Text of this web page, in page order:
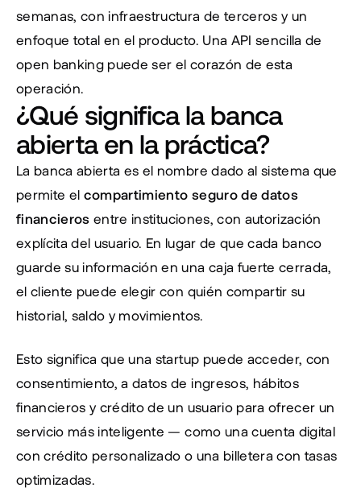
semanas, con infraestructura de terceros y un
enfoque total en el producto. Una API sencilla de
open banking puede ser el corazón de esta
operación.
¿Qué significa la banca
abierta en la práctica?
La banca abierta es el nombre dado al sistema que
permite el compartimiento seguro de datos
financieros entre instituciones, con autorización
explícita del usuario. En lugar de que cada banco
guarde su información en una caja fuerte cerrada,
el cliente puede elegir con quién compartir su
historial, saldo y movimientos.
Esto significa que una startup puede acceder, con
consentimiento, a datos de ingresos, hábitos
financieros y crédito de un usuario para ofrecer un
servicio más inteligente — como una cuenta digital
con crédito personalizado o una billetera con tasas
optimizadas.